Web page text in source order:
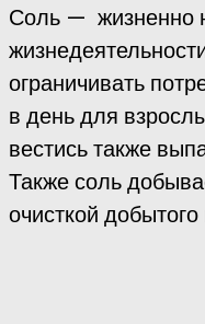
Соль — жизненно
ограничивать
в день для
вестись также
Также соль
очисткой